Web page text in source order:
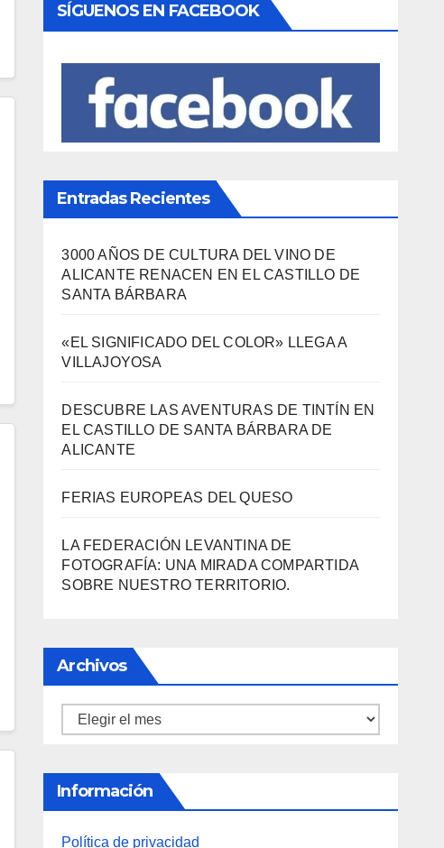
DESCUBRE LAS AVENTURAS DE TINTÍN EN
EL CASTILLO DE SANTA BÁRBARA DE
ALICANTE
FERIAS EUROPEAS DEL QUESO
FOTOGRAFÍA: UNA MIRADA COMPARTIDA
SOBRE NUESTRO TERRITORIO.
Archivos
Archivos
Información
Política de privacidad
Sobre la AAPET